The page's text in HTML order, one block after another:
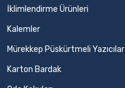
İklimlendirme Ürünleri
Kalemler
Mürekkep Püskürtmeli Yazıcılar
Karton Bardak